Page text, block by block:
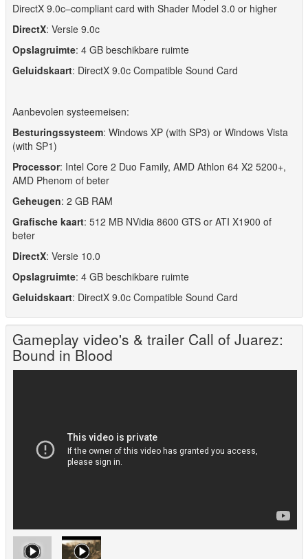
DirectX 9.0c–compliant card with Shader Model 3.0 or higher
DirectX: Versie 9.0c
Opslagruimte: 4 GB beschikbare ruimte
Geluidskaart: DirectX 9.0c Compatible Sound Card
Aanbevolen systeemeisen:
Besturingssysteem: Windows XP (with SP3) or Windows Vista
(with SP1)
Processor: Intel Core 2 Duo Family, AMD Athlon 64 X2 5200+,
AMD Phenom of beter
Geheugen: 2 GB RAM
Grafische kaart: 512 MB NVidia 8600 GTS or ATI X1900 of
beter
DirectX: Versie 10.0
Opslagruimte: 4 GB beschikbare ruimte
Geluidskaart: DirectX 9.0c Compatible Sound Card
Gameplay video's & trailer Call of Juarez:
Bound in Blood